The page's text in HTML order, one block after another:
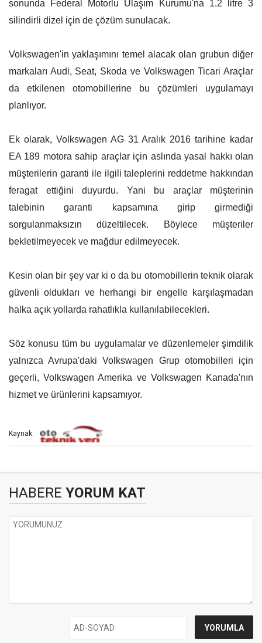
sonunda Federal Motorlu Ulaşım Kurumu'na 1.2 litre 3
silindirli dizel için de çözüm sunulacak.
Volkswagen'in yaklaşımını temel alacak olan grubun diğer
markaları Audi, Seat, Skoda ve Volkswagen Ticari Araçlar
da etkilenen otomobillerine bu çözümleri uygulamayı
planlıyor.
Ek olarak, Volkswagen AG 31 Aralık 2016 tarihine kadar
EA 189 motora sahip araçlar için aslında yasal hakkı olan
müşterilerin garanti ile ilgili taleplerini reddetme hakkından
feragat ettiğini duyurdu. Yani bu araçlar müşterinin
talebinin garanti kapsamına girip girmediği
sorgulanmaksızın düzeltilecek. Böylece müşteriler
bekletilmeyecek ve mağdur edilmeyecek.
Kesin olan bir şey var ki o da bu otomobillerin teknik olarak
güvenli oldukları ve herhangi bir engelle karşılaşmadan
halka açık yollarda rahatlıkla kullanılabilecekleri.
Söz konusu tüm bu uygulamalar ve düzenlemeler şimdilik
yalnızca Avrupa'daki Volkswagen Grup otomobilleri için
geçerli, Volkswagen Amerika ve Volkswagen Kanada'nın
hizmet ve ürünlerini kapsamıyor.
Kaynak:
HABERE YORUM KAT